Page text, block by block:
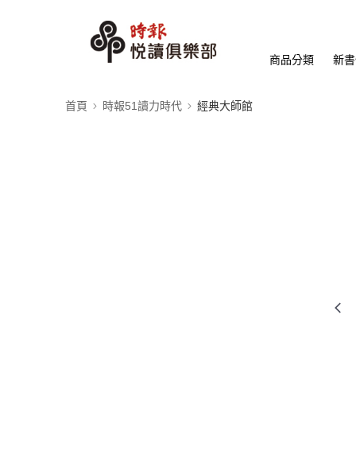
商品分類 新
首頁 時報51讀力時代 經典大師館